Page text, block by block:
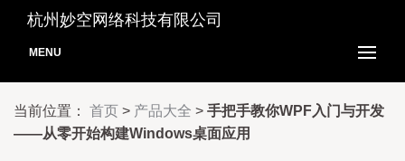
杭州妙空网络科技有限公司
MENU
当前位置： 首页 > 产品大全 > 手把手教你WPF入门与开发
——从零开始构建Windows桌面应用